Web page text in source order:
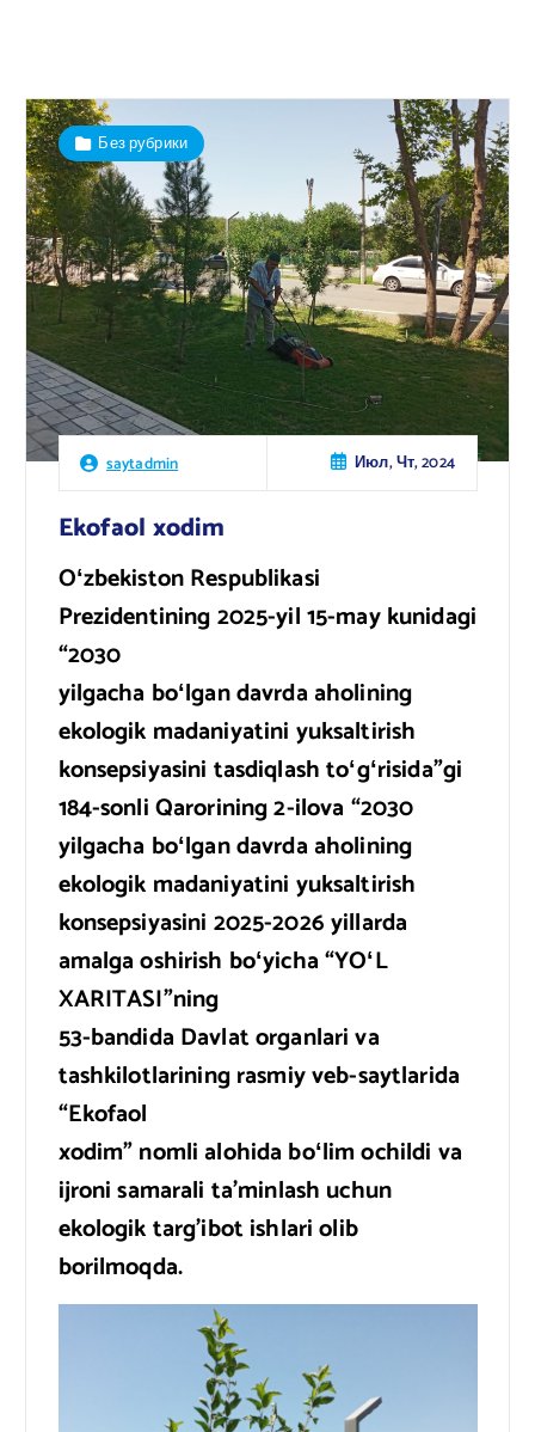
saytadmin Июл, Чт, 2024
Без рубрики
Ekofaol xodim
Oʻzbekiston Respublikasi
Prezidentining 2025-yil 15-may kunidagi
“2030
yilgacha boʻlgan davrda aholining
ekologik madaniyatini yuksaltirish
konsepsiyasini tasdiqlash toʻgʻrisida”gi
184-sonli Qarorining 2-ilova “2030
yilgacha boʻlgan davrda aholining
ekologik madaniyatini yuksaltirish
konsepsiyasini 2025-2026 yillarda
amalga oshirish boʻyicha “YOʻL
XARITASI”ning
53-bandida Davlat organlari va
tashkilotlarining rasmiy veb-saytlarida
“Ekofaol
xodim” nomli alohida boʻlim ochildi va
ijroni samarali ta’minlash uchun
ekologik targ’ibot ishlari olib
borilmoqda.